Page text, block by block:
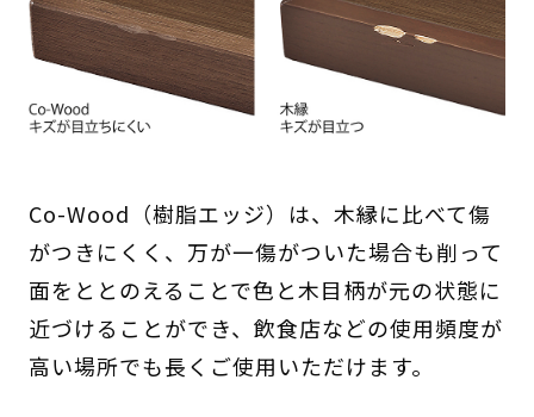
Co-Wood（樹脂エッジ）は、木縁に比べて傷
がつきにくく、万が一傷がついた場合も削って
面をととのえることで色と木目柄が元の状態に
近づけることができ、飲食店などの使用頻度が
高い場所でも長くご使用いただけます。